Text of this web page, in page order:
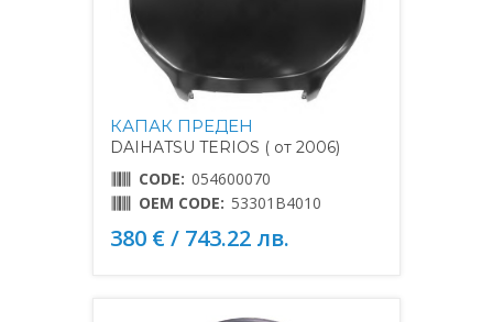
КАПАК ПРЕДЕН
DAIHATSU TERIOS ( от 2006)
CODE: 054600070
OEM CODE: 53301B4010
380 € / 743.22 лв.